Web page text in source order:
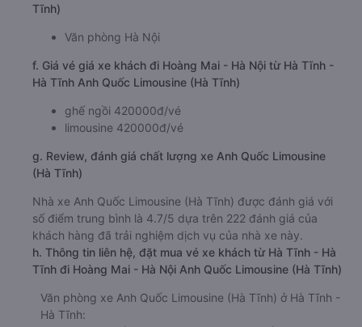
Tĩnh)
Văn phòng Hà Nội
f. Giá vé giá xe khách đi Hoàng Mai - Hà Nội từ Hà Tĩnh -
Hà Tĩnh Anh Quốc Limousine (Hà Tĩnh)
ghế ngồi 420000đ/vé
limousine 420000đ/vé
g. Review, đánh giá chất lượng xe Anh Quốc Limousine
(Hà Tĩnh)
Nhà xe Anh Quốc Limousine (Hà Tĩnh) được đánh giá với
số điểm trung bình là 4.7/5 dựa trên 222 đánh giá của
khách hàng đã trải nghiệm dịch vụ của nhà xe này.
h. Thông tin liên hệ, đặt mua vé xe khách từ Hà Tĩnh - Hà
Tĩnh đi Hoàng Mai - Hà Nội Anh Quốc Limousine (Hà Tĩnh)
Văn phòng xe Anh Quốc Limousine (Hà Tĩnh) ở Hà Tĩnh -
Hà Tĩnh: